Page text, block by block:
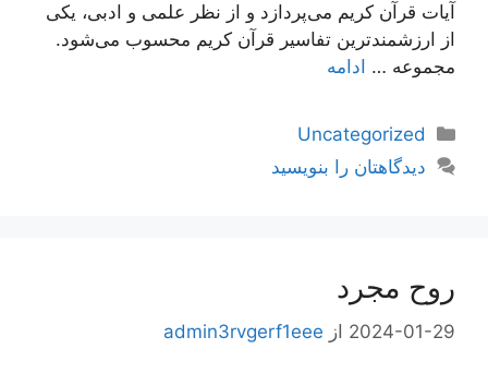
آیات قرآن کریم می‌پردازد و از نظر علمی و ادبی، یکی
از ارزشمندترین تفاسیر قرآن کریم محسوب می‌شود.
مجموعه … ادامه
دسته‌ها
Uncategorized
دیدگاهتان را بنویسید
روح مجرد
2024-01-29 از admin3rvgerf1eee